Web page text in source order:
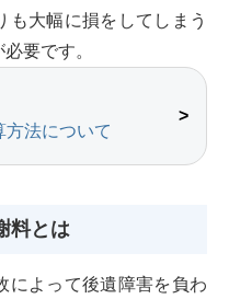
も大幅に損をしてしまう
要です。
方法について
料とは
によって後遺障害を負わ